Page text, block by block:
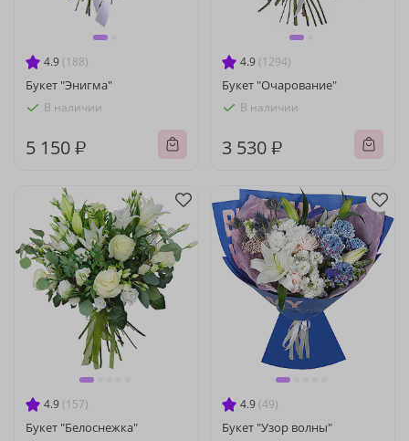
4.9 (188)
Букет "Энигма"
В наличии
5 150 ₽
4.9 (1294)
Букет "Очарование"
В наличии
3 530 ₽
4.9 (157)
Букет "Белоснежка"
4.9 (49)
Букет "Узор волны"